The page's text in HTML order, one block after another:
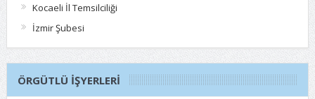
Kocaeli İl Temsilciliği
İzmir Şubesi
ÖRGÜTLÜ İŞYERLERI